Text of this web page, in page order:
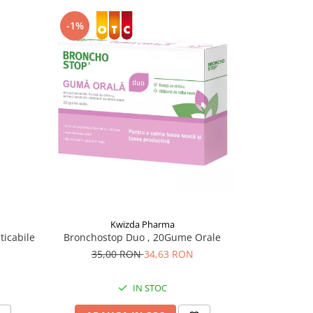
-1%
Kwizda Pharma
Bronchostop Duo , 20Gume Orale
35,00 RON34,63 RON
IN STOC